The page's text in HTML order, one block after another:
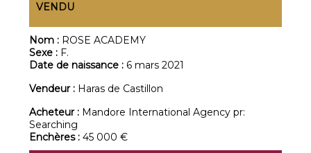
VENDU
Nom : ROSE ACADEMY
Sexe : F.
Date de naissance : 6 mars 2021
Vendeur : Haras de Castillon
Acheteur : Mandore International Agency pr:
Searching
Enchères :45 000 €